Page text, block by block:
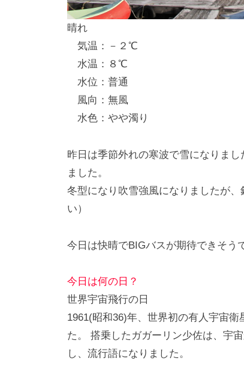
し
竿
ー
ド
晴れ
気温：－２℃
水温：８℃
水位：普通
風向：無風
水色：やや濁り
昨日は季節外れの寒波で雪になりま
ました。
冬型になり吹雪強風になりましたが
い）
今日は快晴でBIGバスが期待できそう
今日は何の日？
世界宇宙飛行の日
1961(昭和36)年、世界初の有人宇宙
た。 搭乗したガガーリン少佐は、宇
し、流行語になりました。